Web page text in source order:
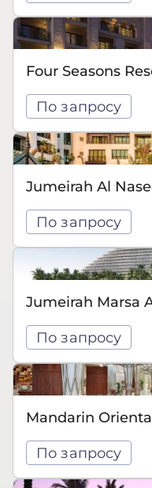
Four Seasons
По запросу
Jumeirah Al
По запросу
Jumeirah Marsa
По запросу
Mandarin
По запросу